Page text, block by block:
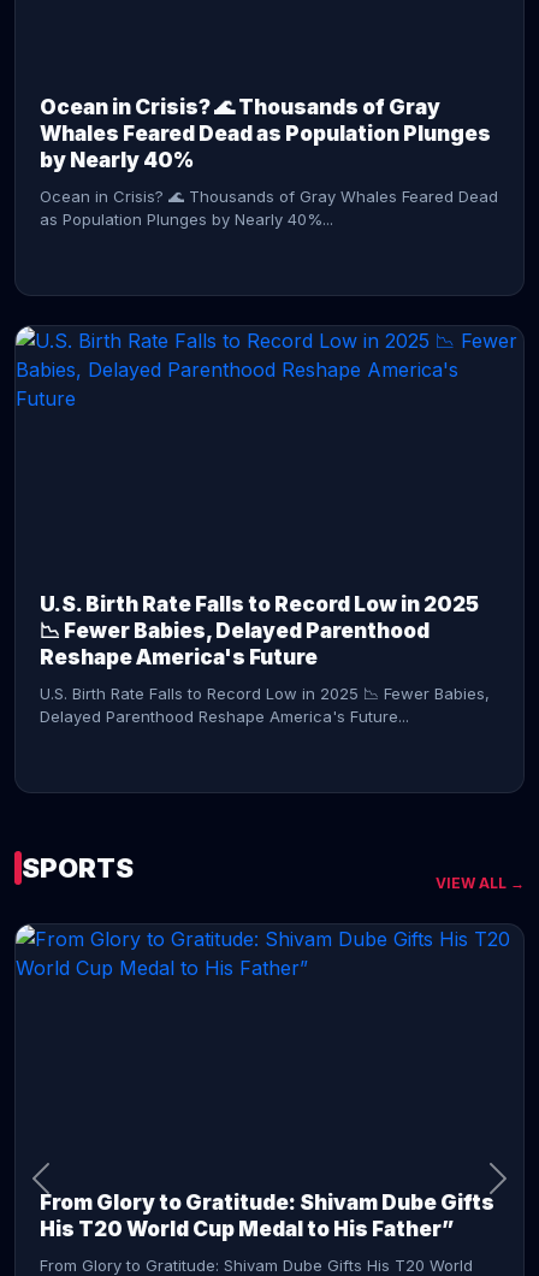
Ocean in Crisis? 🌊 Thousands of Gray
Whales Feared Dead as Population Plunges
by Nearly 40%
Ocean in Crisis? 🌊 Thousands of Gray Whales Feared Dead
as Population Plunges by Nearly 40%...
U.S. Birth Rate Falls to Record Low in 2025
📉 Fewer Babies, Delayed Parenthood
Reshape America's Future
U.S. Birth Rate Falls to Record Low in 2025 📉 Fewer Babies,
Delayed Parenthood Reshape America's Future...
SPORTS VIEW ALL →
From Glory to Gratitude: Shivam Dube Gifts
His T20 World Cup Medal to His Father”
From Glory to Gratitude: Shivam Dube Gifts His T20 World